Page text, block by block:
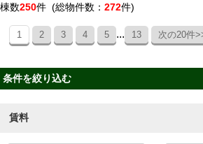
棟数250件 (総物件数： 272件)
1 2 3 4 5 ... 13 次の20件
条件を絞り込む
賃料